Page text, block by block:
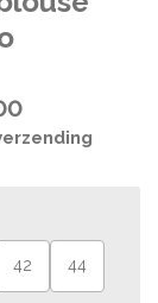
42 44